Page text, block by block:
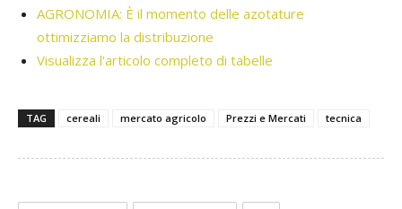
AGRONOMIA: È il momento delle azotature
ottimizziamo la distribuzione
Visualizza l'articolo completo di tabelle
TAG cereali mercato agricolo Prezzi e Mercati tecnica